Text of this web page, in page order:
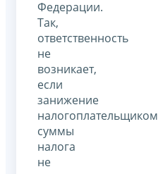
Федерации.
Так,
ответственность
не
возникает,
если
занижение
налогоплательщиком
суммы
налога
не